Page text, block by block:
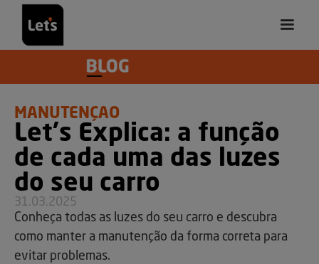
MANUTENÇÃO
Let's Explica: a função
de cada uma das luzes
do seu carro
31.03.2025
Conheça todas as luzes do seu carro e descubra
como manter a manutenção da forma correta para
evitar problemas.